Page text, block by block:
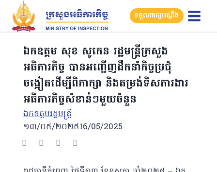
Skip
content
ទទួលពាក្យបណ្តឹង
ឯកឧត្តម សុខ សូកេន រដ្ឋមន្រ្តីក្រសួង
អធិការកិច្ច បានអញ្ជើញដឹកនាំកិច្ចប្រជុំ
ចង្អៀតដើម្បីពិភាក្សា និងតម្រង់ទិសការងារ
អធិការកិច្ចសំខាន់ៗមួយចំនួន
ឯកឧត្ដមរដ្ឋមន្ត្រី
១៣/០៥/២០២៥16/05/2025